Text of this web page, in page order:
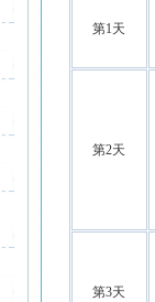
第1天
第2天
第3天